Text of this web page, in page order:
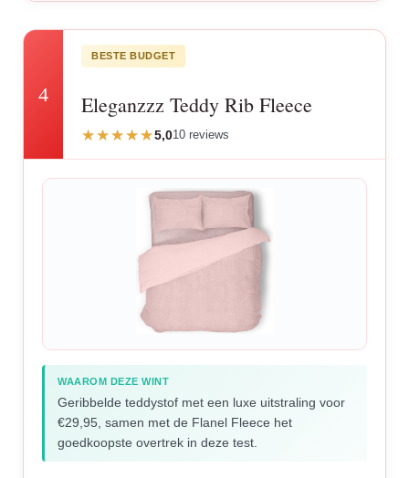
4
BESTE BUDGET
Eleganzzz Teddy Rib Fleece
5,010 reviews
WAAROM DEZE WINT
Geribbelde teddystof met een luxe uitstraling voor
€29,95, samen met de Flanel Fleece het
goedkoopste overtrek in deze test.